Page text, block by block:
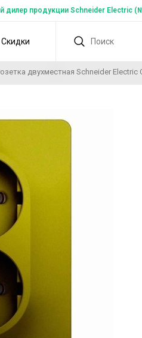
дилер продукции Schneider Electric
Скидки
двухместная Schneider